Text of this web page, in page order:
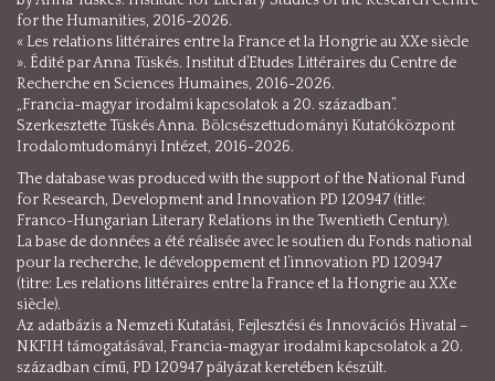
for the Humanities, 2016-2026.
« Les relations littéraires entre la France et la Hongrie au XXe siècle
». Édité par Anna Tüskés. Institut d’Etudes Littéraires du Centre de
Recherche en Sciences Humaines, 2016-2026.
„Francia-magyar irodalmi kapcsolatok a 20. században”.
Szerkesztette Tüskés Anna. Bölcsészettudományi Kutatóközpont
Irodalomtudományi Intézet, 2016-2026.
The database was produced with the support of the National Fund
for Research, Development and Innovation PD 120947 (title:
Franco-Hungarian Literary Relations in the Twentieth Century).
La base de données a été réalisée avec le soutien du Fonds national
pour la recherche, le développement et l’innovation PD 120947
(titre: Les relations littéraires entre la France et la Hongrie au XXe
siècle).
Az adatbázis a Nemzeti Kutatási, Fejlesztési és Innovációs Hivatal –
NKFIH támogatásával, Francia-magyar irodalmi kapcsolatok a 20.
században című, PD 120947 pályázat keretében készült.